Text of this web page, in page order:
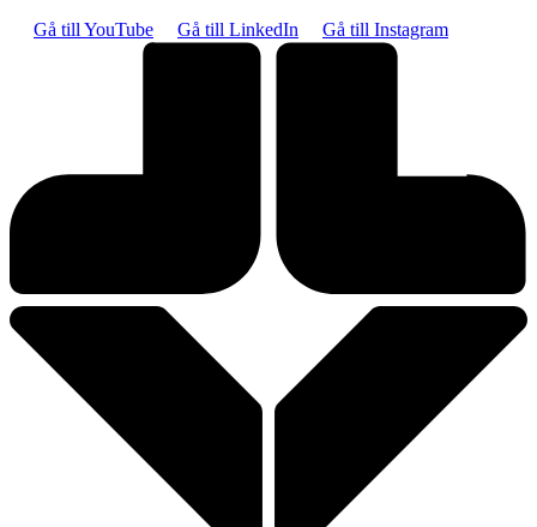
Gå till YouTube
Gå till LinkedIn Gå till Instagram